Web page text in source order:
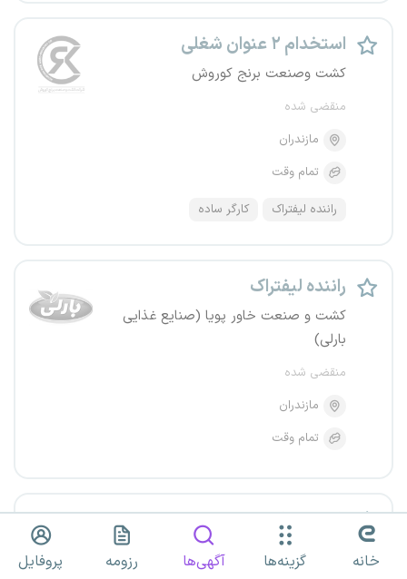
استخدام ۲ عنوان شغلی
کشت وصنعت برنج کوروش
منقضی شده
مازندران
تمام وقت
راننده لیفتراک کارگر ساده
راننده لیفتراک
کشت و صنعت خاور پویا (صنایع غذایی
بارلی)
منقضی شده
مازندران
تمام وقت
راننده بابکت
نمکهای باریم و استرانسیم آسیا
خانه گزینه‌ها آگهی‌ها رزومه پروفایل